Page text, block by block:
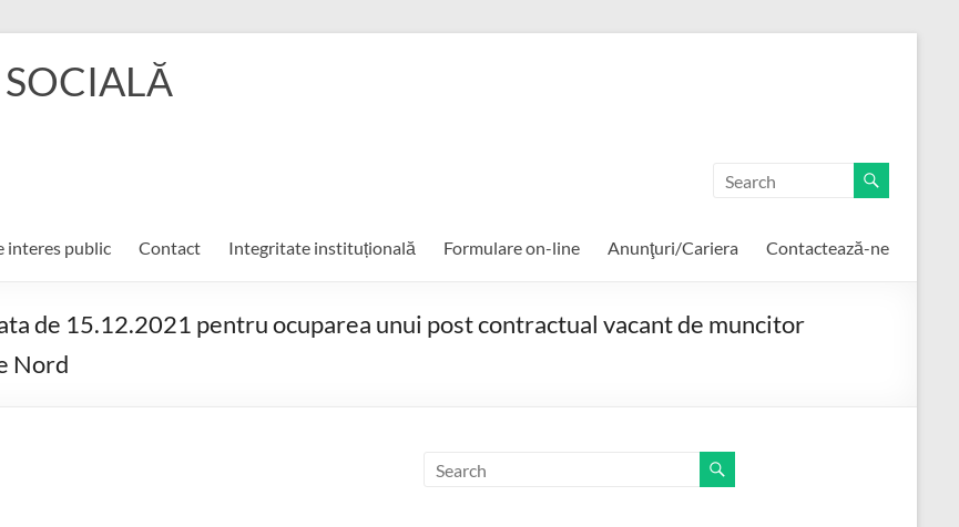
interes public Contact Integritate instituțională Formulare on-line Anunţuri/Cariera Contactează-ne
de 15.12.2021 pentru ocuparea unui post contractual vacant de muncitor
Nord